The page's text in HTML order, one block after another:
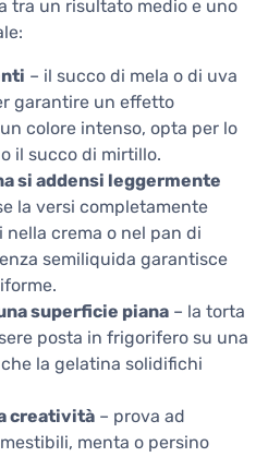
tra un risultato medio e uno
– il succo di mela o di uva
garantire un effetto
colore intenso, opta per lo
il succo di mirtillo.
si addensi leggermente
la versi completamente
crema o nel pan di
semiliquida garantisce
superficie piana – la torta
posta in frigorifero su una
la gelatina solidifichi
creatività – prova ad
menta o persino